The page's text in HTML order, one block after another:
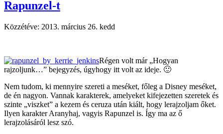
Rapunzel-t
Közzétéve: 2013. március 26. kedd
Régen volt már „Hogyan
rajzoljunk…” bejegyzés, úgyhogy itt volt az ideje. 🙂
Nem tudom, ki mennyire szereti a meséket, főleg a Disney meséket,
de én nagyon. Vannak karakterek, amelyeket kifejezetten szeretek és
szinte „viszket” a kezem és ceruza után kiált, hogy lerajzoljam őket.
Ilyen karakter Aranyhaj, vagyis Rapunzel is. Így ma az ő
lerajzolásáról lesz szó.